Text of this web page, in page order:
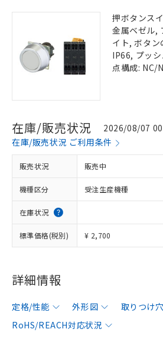
押ボタンス
金属ベゼル,
イト, ボタン
IP66, プッ
点構成: NC/
在庫/販売状況
2026/08/07
在庫/販売状況 ご利用条件
販売状況 販売中
機種区分 受注生産機種
在庫状況
標準価格(税別) ¥ 2,700
詳細情報
定格/性能 外形図 取りつけ
RoHS/REACH対応状況